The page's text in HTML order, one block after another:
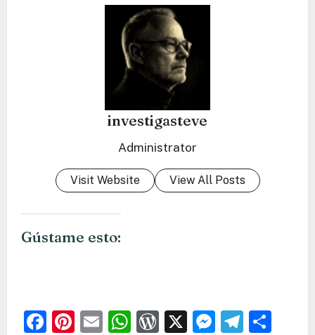
investigasteve
Administrator
Visit Website View All Posts
Gústame esto:
Facebook
Pinterest
EmailWhatsApp
WordPress
X